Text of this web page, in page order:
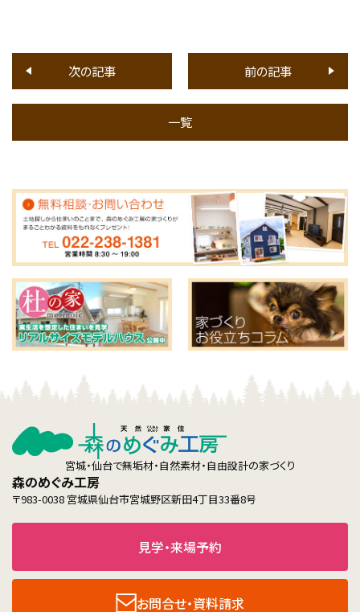
次の記事
一覧
前の記事
宮城・仙台で無垢材・自然素材・自由設計の家づくり
森のめぐみ工房
〒983-0038 宮城県仙台市宮城野区新田4丁目33番8号
見学・来場予約
お問合せ・資料請求